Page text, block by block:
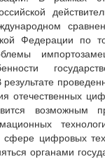
Федерации по
отечественных
возможным
цифровых
органами